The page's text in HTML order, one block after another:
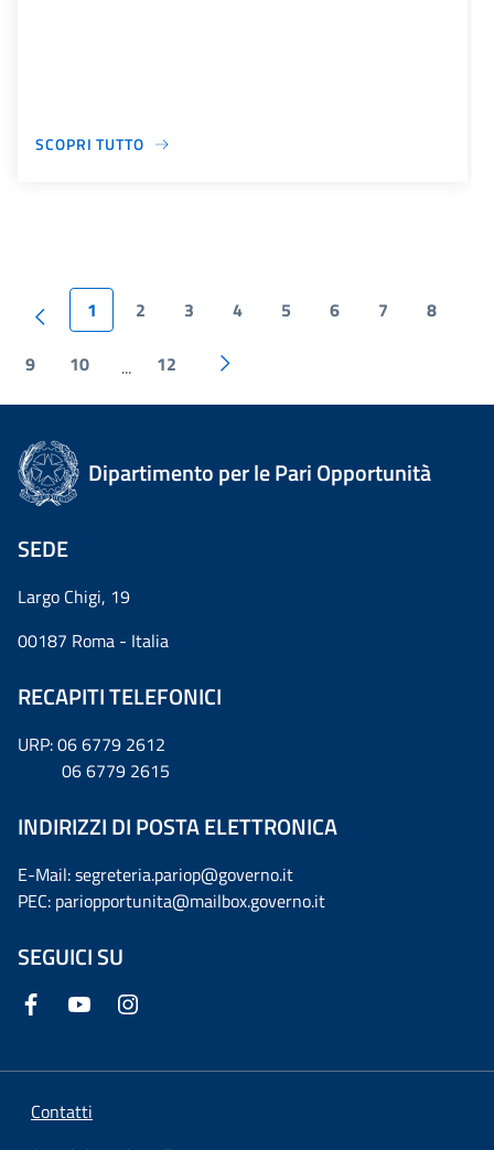
SCOPRI TUTTO
1 2 3 4 5 6 7 8
9 10 ... 12
Dipartimento per le Pari Opportunità
SEDE
Largo Chigi, 19
00187 Roma - Italia
RECAPITI TELEFONICI
URP: 06 6779 2612
06 6779 2615
INDIRIZZI DI POSTA ELETTRONICA
E-Mail: segreteria.pariop@governo.it
PEC: pariopportunita@mailbox.governo.it
SEGUICI SU
Contatti